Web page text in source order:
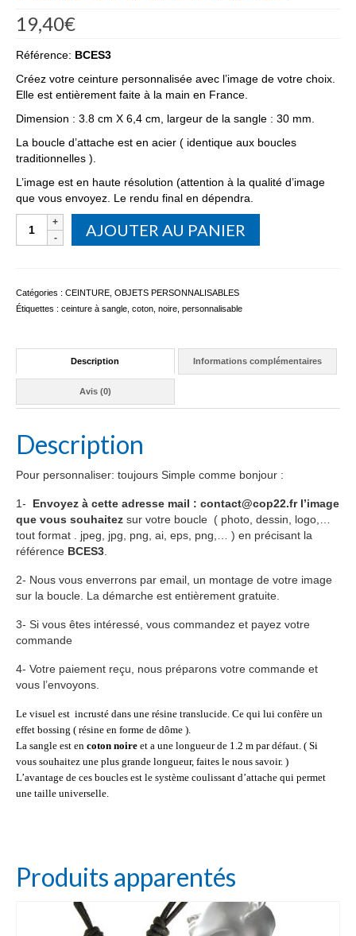
19,40€
Référence: BCES3
Créez votre ceinture personnalisée avec l’image de votre choix.
Elle est entièrement faite à la main en France.
Dimension : 3.8 cm X 6,4 cm, largeur de la sangle : 30 mm.
La boucle d’attache est en acier ( identique aux boucles
traditionnelles ).
L’image est en haute résolution (attention à la qualité d’image
que vous envoyez. Le rendu final en dépendra.
quantité
de
avec
BOUCLE
AJOUTER AU PANIER
Catégories : CEINTURE OBJETS PERSONNALISABLES
Étiquettes : ceinture à sangle coton noire personnalisable
Description Informations complémentaires
Avis (0)
Description
Pour personnaliser: toujours Simple comme bonjour :
1- Envoyez à cette adresse mail : contact@cop22.fr l’image
que vous souhaitez sur votre boucle ( photo, dessin, logo,…
tout format . jpeg, jpg, png, ai, eps, png,… ) en précisant la
référence BCES3
2- Nous vous enverrons par email, un montage de votre image
sur la boucle. La démarche est entièrement gratuite.
3- Si vous êtes intéressé, vous commandez et payez votre
commande
4- Votre paiement reçu, nous préparons votre commande et
vous l’envoyons.
Le visuel est incrusté dans une résine translucide. Ce qui lui confère un
effet bossing ( résine en forme de dôme ).
La sangle est en coton noire et a une longueur de 1.2 m par défaut. ( Si
vous souhaitez une plus grande longueur, faites le nous savoir. )
L’avantage de ces boucles est le système coulissant d’attache qui permet
une taille universelle.
Produits apparentés